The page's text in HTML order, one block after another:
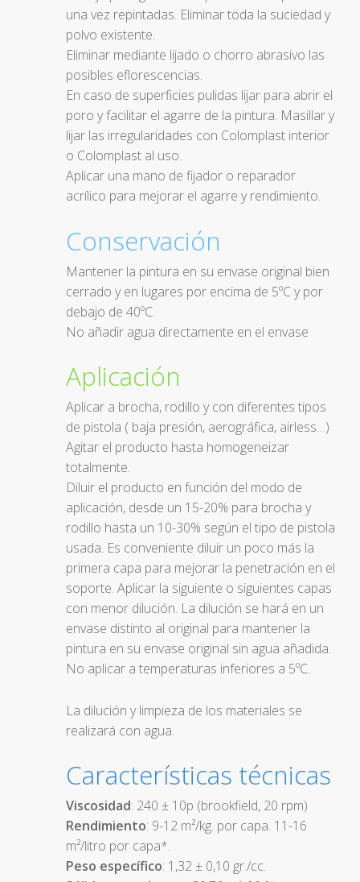
una vez repintadas. Eliminar toda la suciedad y
polvo existente.
Eliminar mediante lijado o chorro abrasivo las
posibles eflorescencias.
En caso de superficies pulidas lijar para abrir el
poro y facilitar el agarre de la pintura. Masillar y
lijar las irregularidades con Colomplast interior
o Colomplast al uso.
Aplicar una mano de fijador o reparador
acrílico para mejorar el agarre y rendimiento.
Conservación
Mantener la pintura en su envase original bien
cerrado y en lugares por encima de 5ºC y por
debajo de 40ºC.
No añadir agua directamente en el envase
Aplicación
Aplicar a brocha, rodillo y con diferentes tipos
de pistola ( baja presión, aerográfica, airless…)
Agitar el producto hasta homogeneizar
totalmente.
Diluir el producto en función del modo de
aplicación, desde un 15-20% para brocha y
rodillo hasta un 10-30% según el tipo de pistola
usada. Es conveniente diluir un poco más la
primera capa para mejorar la penetración en el
soporte. Aplicar la siguiente o siguientes capas
con menor dilución. La dilución se hará en un
envase distinto al original para mantener la
pintura en su envase original sin agua añadida.
No aplicar a temperaturas inferiores a 5ºC.
La dilución y limpieza de los materiales se
realizará con agua.
Características técnicas
Viscosidad: 240 ± 10p (brookfield, 20 rpm)
Rendimiento: 9-12 m²/kg. por capa. 11-16
m²/litro por capa*.
Peso específico: 1,32 ± 0,10 gr./cc.